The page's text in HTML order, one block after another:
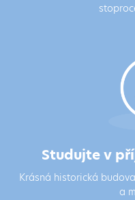
Studujte v
Krásná historická
a